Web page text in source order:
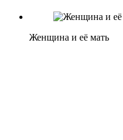
Женщина и её мать